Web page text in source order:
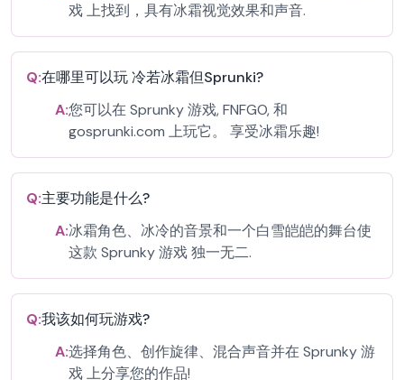
戏 上找到，具有冰霜视觉效果和声音.
Q:在哪里可以玩 冷若冰霜但Sprunki?
A:您可以在 Sprunky 游戏, FNFGO, 和
gosprunki.com 上玩它。 享受冰霜乐趣!
Q:主要功能是什么?
A:冰霜角色、冰冷的音景和一个白雪皑皑的舞台使
这款 Sprunky 游戏 独一无二.
Q:我该如何玩游戏?
A:选择角色、创作旋律、混合声音并在 Sprunky 游
戏 上分享您的作品!